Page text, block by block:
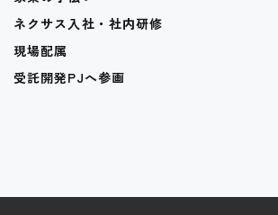
ネクサス入社・社内研修
現場配属
受託開発PJへ参画